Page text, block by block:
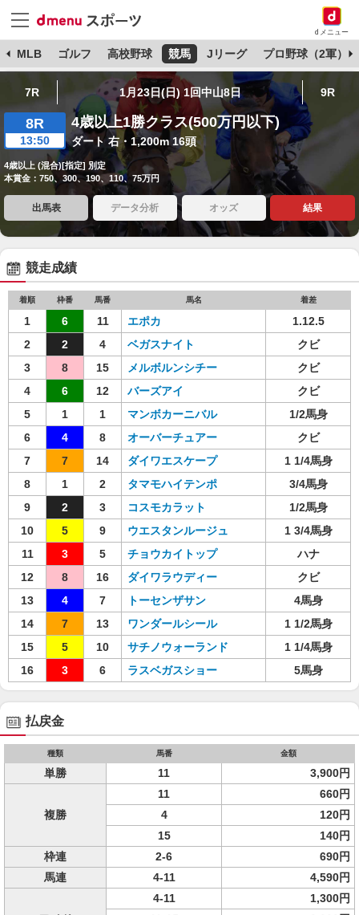
dメニュー
MLB ゴルフ 高校野球 競馬 Jリーグ プロ野球（2軍）
7R 1月23日(日) 1回中山8日 9R
8R
13:50
4歳以上1勝クラス(500万円以下)
ダート 右・1,200m 16頭
4歳以上 (混合)[指定] 別定
本賞金：750、300、190、110、75万円
出馬表 データ分析 オッズ 結果
競走成績
着順 枠番 馬番 馬名 着差
1 6 11 エポカ
1.12.5
2
2 4 ベガスナイト
クビ
3
8 15 メルボルンシチー
クビ
4
6 12 バーズアイ
クビ
5
1 1 マンボカーニバル
1/2馬身
6
4 8 オーバーチュアー
クビ
7
7 14 ダイワエスケープ
1 1/4馬身
8
1 2 タマモハイテンポ
3/4馬身
9
2 3 コスモカラット
1/2馬身
10
5 9 ウエスタンルージュ
1 3/4馬身
11
3 5 チョウカイトップ
ハナ
12
8 16 ダイワラウディー
クビ
13
4 7 トーセンザサン
4馬身
14
7 13 ワンダールシール
1 1/2馬身
15
5 10 サチノウォーランド
1 1/4馬身
16
3 6 ラスベガスショー 5馬身
払戻金
種類 馬番 金額
単勝 11 3,900円
複勝
11
660円
4
120円
15
140円
枠連
2-6
690円
馬連
4-11 4,590円
4-11
1,300円